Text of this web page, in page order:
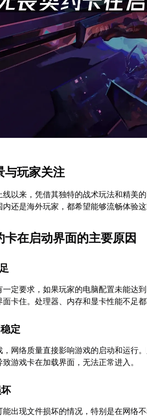
与玩家关注
线以来，凭借其独特的战术玩法和精美
还是海外玩家，都希望能够流畅体验这
卡在启动界面的主要原因
定要求，如果玩家的电脑配置未能达
卡住。处理器、内存和显卡性能不足都
定
网络质量直接影响游戏的启动和运行
游戏卡在加载界面，无法正常进入。
出现文件损坏的情况，特别是在网络